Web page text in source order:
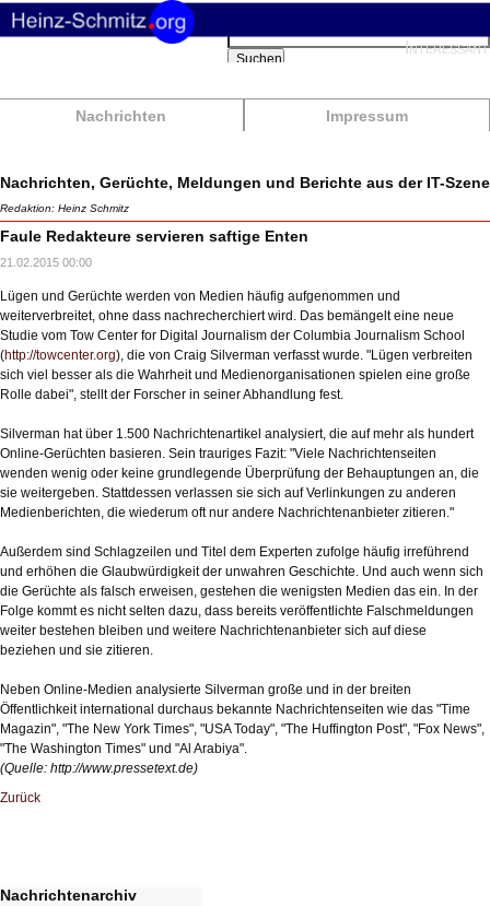
Nachrichten Impressum
Suchbegriffe
Suchen
Nachrichten, Gerüchte, Meldungen und Berichte aus der IT-Szene
Redaktion: Heinz Schmitz
Faule Redakteure servieren saftige Enten
21.02.2015 00:00
Lügen und Gerüchte werden von Medien häufig aufgenommen und
weiterverbreitet, ohne dass nachrecherchiert wird. Das bemängelt eine neue
Studie vom Tow Center for Digital Journalism der Columbia Journalism School
(http://towcenter.org), die von Craig Silverman verfasst wurde. "Lügen verbreiten
sich viel besser als die Wahrheit und Medienorganisationen spielen eine große
Rolle dabei", stellt der Forscher in seiner Abhandlung fest.
Silverman hat über 1.500 Nachrichtenartikel analysiert, die auf mehr als hundert
Online-Gerüchten basieren. Sein trauriges Fazit: "Viele Nachrichtenseiten
wenden wenig oder keine grundlegende Überprüfung der Behauptungen an, die
sie weitergeben. Stattdessen verlassen sie sich auf Verlinkungen zu anderen
Medienberichten, die wiederum oft nur andere Nachrichtenanbieter zitieren."
Außerdem sind Schlagzeilen und Titel dem Experten zufolge häufig irreführend
und erhöhen die Glaubwürdigkeit der unwahren Geschichte. Und auch wenn sich
die Gerüchte als falsch erweisen, gestehen die wenigsten Medien das ein. In der
Folge kommt es nicht selten dazu, dass bereits veröffentlichte Falschmeldungen
weiter bestehen bleiben und weitere Nachrichtenanbieter sich auf diese
beziehen und sie zitieren.
Neben Online-Medien analysierte Silverman große und in der breiten
Öffentlichkeit international durchaus bekannte Nachrichtenseiten wie das "Time
Magazin", "The New York Times", "USA Today", "The Huffington Post", "Fox News",
"The Washington Times" und "Al Arabiya".
(Quelle: http://www.pressetext.de)
Zurück
Nachrichtenarchiv